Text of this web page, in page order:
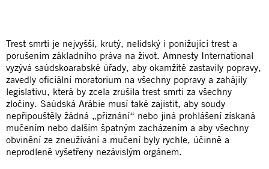
Trest smrti je nejvyšší, krutý, nelidský i ponižující trest a
porušením základního práva na život. Amnesty International
vyzývá saúdskoarabské úřady, aby okamžitě zastavily popravy,
zavedly oficiální moratorium na všechny popravy a zahájily
legislativu, která by zcela zrušila trest smrti za všechny
zločiny. Saúdská Arábie musí také zajistit, aby soudy
nepřipouštěly žádná „přiznání“ nebo jiná prohlášení získaná
mučením nebo dalším špatným zacházením a aby všechny
obvinění ze zneužívání a mučení byly rychle, účinně a
neprodleně vyšetřeny nezávislým orgánem.